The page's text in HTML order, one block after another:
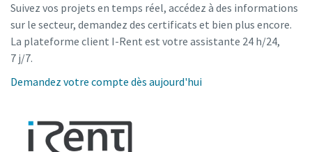
Suivez vos projets en temps réel, accédez à des informations
sur le secteur, demandez des certificats et bien plus encore.
La plateforme client I-Rent est votre assistante 24 h/24,
7 j/7.
Demandez votre compte dès aujourd'hui